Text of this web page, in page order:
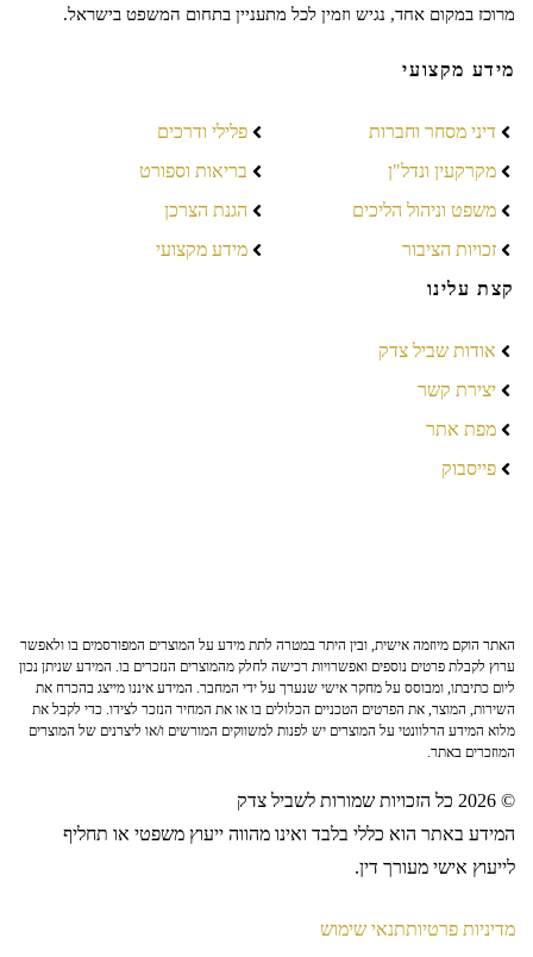
מרוכז במקום אחד, נגיש וזמין לכל מתעניין בתחום המשפט בישראל.
מידע מקצועי
דיני מסחר וחברות
מקרקעין ונדל"ן
משפט וניהול הליכים
זכויות הציבור
פלילי ודרכים
בריאות וספורט
הגנת הצרכן
מידע מקצועי
קצת עלינו
אודות שביל צדק
יצירת קשר
מפת אתר
פייסבוק
האתר הוקם מיוזמה אישית, ובין היתר במטרה לתת מידע על המוצרים המפורסמים בו ולאפשר
ערוץ לקבלת פרטים נוספים ואפשרויות רכישה לחלק מהמוצרים הנזכרים בו. המידע שניתן נכון
ליום כתיבתו, ומבוסס על מחקר אישי שנערך על ידי המחבר. המידע איננו מייצג בהכרח את
השירות, המוצר, את הפרטים הטכניים הכלולים בו או את המחיר הנזכר לצידו. כדי לקבל את
מלוא המידע הרלוונטי על המוצרים יש לפנות למשווקים המורשים ו/או ליצרנים של המוצרים
המוזכרים באתר.
© 2026 כל הזכויות שמורות לשביל צדק
המידע באתר הוא כללי בלבד ואינו מהווה ייעוץ משפטי או תחליף
לייעוץ אישי מעורך דין.
מדיניות פרטיותתנאי שימוש